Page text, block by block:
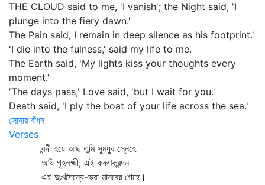
THE CLOUD said to me, 'I vanish'; the Night said, 'I
plunge into the fiery dawn.'
The Pain said, I remain in deep silence as his footprint.'
'I die into the fulness,' said my life to me.
The Earth said, 'My lights kiss your thoughts every
moment.'
'The days pass,' Love said, 'but I wait for you.'
Death said, 'I ply the boat of your life across the sea.'
সোনার বাঁধন
Verses
বন্দী হয়ে আছ তুমি সুমধুর স্নেহে
অয়ি গৃহলক্ষ্মী, এই করুণক্রন্দন
এই দুঃখদৈন্যে-ভরা মানবের গেহে।